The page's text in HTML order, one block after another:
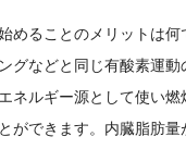
めることのメリットは何
グなどと同じ有酸素運
ネルギー源として使い燃
ができます。内臓脂肪量